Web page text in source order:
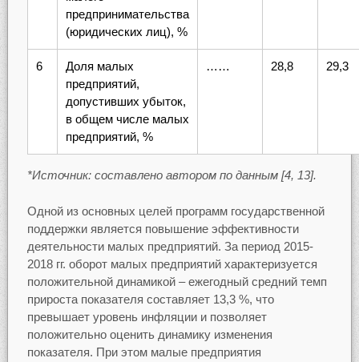
предпринимательства
(юридических лиц), %
6
Доля малых
предприятий,
допустивших убыток,
в общем числе малых
предприятий, %
…… 28,8 29,3
*Источник: составлено автором по данным [4, 13].
Одной из основных целей программ государственной
поддержки является повышение эффективности
деятельности малых предприятий. За период 2015-
2018 гг. оборот малых предприятий характеризуется
положительной динамикой – ежегодный средний темп
прироста показателя составляет 13,3 %, что
превышает уровень инфляции и позволяет
положительно оценить динамику изменения
показателя. При этом малые предприятия